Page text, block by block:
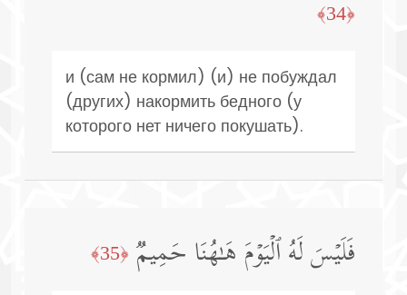
﴿34﴾
и (сам не кормил) (и) не побуждал
(других) накормить бедного (у
которого нет ничего покушать).
فَلَیۡسَ لَهُ ٱلۡیَوۡمَ هَـٰهُنَا حَمِیمࣱ ﴿35﴾